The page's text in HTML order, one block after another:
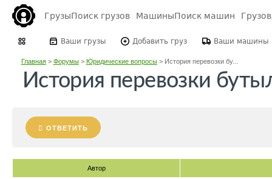
ГрузыПоиск грузов МашиныПоиск машин
Ваши грузы Добавить груз Ваши машины
Главная> Форумы> Юридические вопросы> История перевозки бу...
История перевозки
ОТВЕТИТЬ
Автор